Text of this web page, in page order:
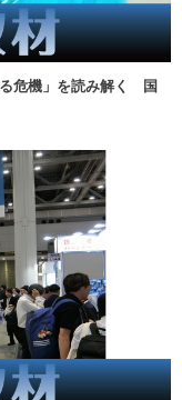
る危機」を読み解く 国